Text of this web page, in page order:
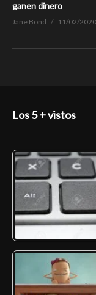
ganen dinero
Jane Bond 11/02/2020
Los 5 + vistos